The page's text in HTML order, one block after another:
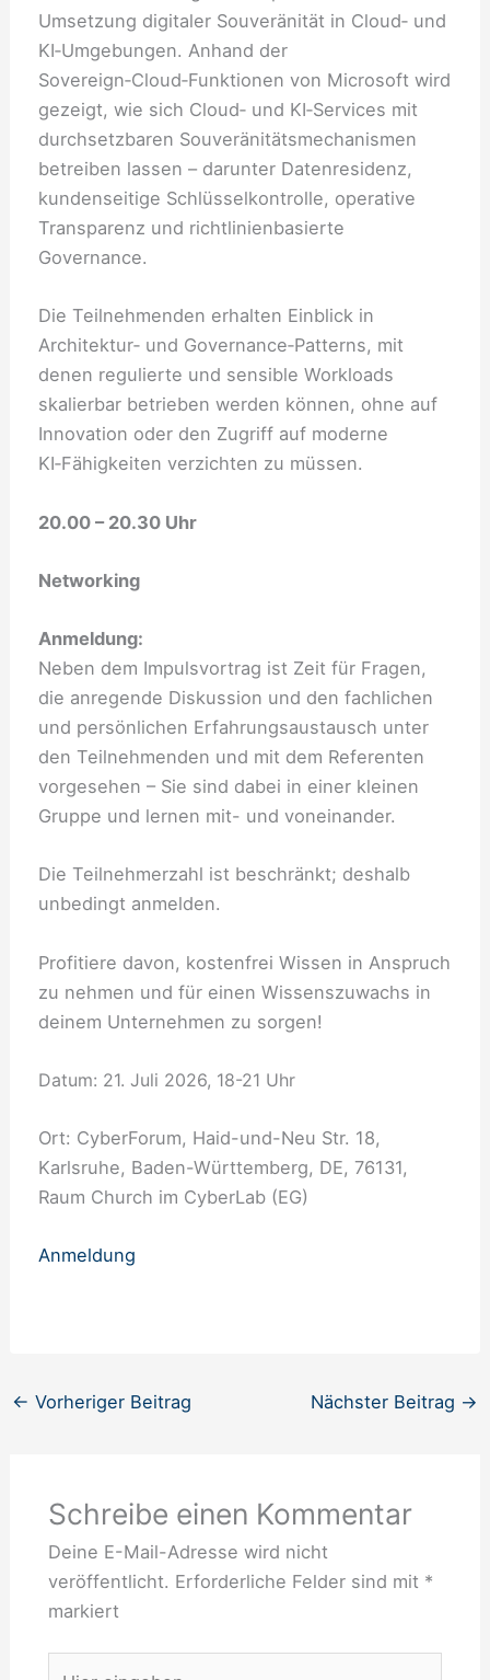
Umsetzung digitaler Souveränität in Cloud‑ und
KI‑Umgebungen. Anhand der
Sovereign‑Cloud‑Funktionen von Microsoft wird
gezeigt, wie sich Cloud‑ und KI‑Services mit
durchsetzbaren Souveränitätsmechanismen
betreiben lassen – darunter Datenresidenz,
kundenseitige Schlüsselkontrolle, operative
Transparenz und richtlinienbasierte
Governance.
Die Teilnehmenden erhalten Einblick in
Architektur‑ und Governance‑Patterns, mit
denen regulierte und sensible Workloads
skalierbar betrieben werden können, ohne auf
Innovation oder den Zugriff auf moderne
KI‑Fähigkeiten verzichten zu müssen.
20.00 – 20.30 Uhr
Networking
Anmeldung:
Neben dem Impulsvortrag ist Zeit für Fragen,
die anregende Diskussion und den fachlichen
und persönlichen Erfahrungsaustausch unter
den Teilnehmenden und mit dem Referenten
vorgesehen – Sie sind dabei in einer kleinen
Gruppe und lernen mit- und voneinander.
Die Teilnehmerzahl ist beschränkt; deshalb
unbedingt anmelden.
Profitiere davon, kostenfrei Wissen in Anspruch
zu nehmen und für einen Wissenszuwachs in
deinem Unternehmen zu sorgen!
Datum: 21. Juli 2026, 18-21 Uhr
Ort: CyberForum, Haid-und-Neu Str. 18,
Karlsruhe, Baden-Württemberg, DE, 76131,
Raum Church im CyberLab (EG)
Anmeldung
← Vorheriger Beitrag Nächster Beitrag →
Schreibe einen Kommentar
Deine E-Mail-Adresse wird nicht
veröffentlicht. Erforderliche Felder sind mit *
markiert